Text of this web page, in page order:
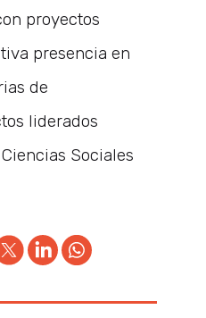
proyectos
presencia en
de
liderados
Sociales